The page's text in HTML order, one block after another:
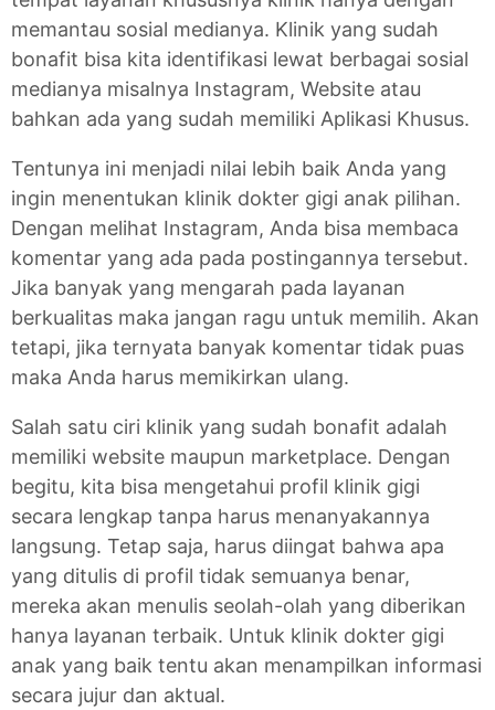
memantau sosial medianya. Klinik yang sudah
bonafit bisa kita identifikasi lewat berbagai sosial
medianya misalnya Instagram, Website atau
bahkan ada yang sudah memiliki Aplikasi Khusus.
Tentunya ini menjadi nilai lebih baik Anda yang
ingin menentukan klinik dokter gigi anak pilihan.
Dengan melihat Instagram, Anda bisa membaca
komentar yang ada pada postingannya tersebut.
Jika banyak yang mengarah pada layanan
berkualitas maka jangan ragu untuk memilih. Akan
tetapi, jika ternyata banyak komentar tidak puas
maka Anda harus memikirkan ulang.
Salah satu ciri klinik yang sudah bonafit adalah
memiliki website maupun marketplace. Dengan
begitu, kita bisa mengetahui profil klinik gigi
secara lengkap tanpa harus menanyakannya
langsung. Tetap saja, harus diingat bahwa apa
yang ditulis di profil tidak semuanya benar,
mereka akan menulis seolah-olah yang diberikan
hanya layanan terbaik. Untuk klinik dokter gigi
anak yang baik tentu akan menampilkan informasi
secara jujur dan aktual.